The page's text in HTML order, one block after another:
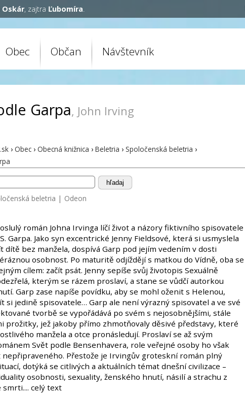
Oskár, zajtra Ľubomíra.
Obec Občan Návštevník
Garpa, John Irving
› Obec › Obecná knižnica › Beletria › Spoločenská beletria ›
hľadaj
beletria | Odeon
román Johna Irvinga líčí život a názory fiktivního spisovatele
Garpa. Jako syn excentrické Jenny Fieldsové, která si usmyslela
dítě bez manžela, dospívá Garp pod jejím vedením v dosti
osobnost. Po maturitě odjíždějí s matkou do Vídně, oba se
cílem: začít psát. Jenny sepíše svůj životopis Sexuálně
kterým se rázem proslaví, a stane se vůdčí autorkou
Garp zase napíše povídku, aby se mohl oženit s Helenou,
si jedině spisovatele… Garp ale není výrazný spisovatel a ve své
tvorbě se vypořádává po svém s nejosobnějšími, stále
prožitky, jež jakoby přímo zhmotňovaly děsivé představy, které
manžela a otce pronásledují. Proslaví se až svým
Svět podle Bensenhavera, role veřejné osoby ho však
nepřipraveného. Přestože je Irvingův groteskní román plný
dotýká se citlivých a aktuálních témat dnešní civilizace –
osobnosti, sexuality, ženského hnutí, násilí a strachu z
smrti.... celý text